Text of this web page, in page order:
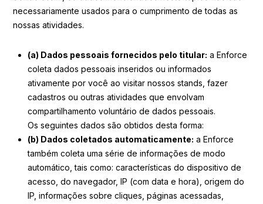
necessariamente usados para o cumprimento de todas as
nossas atividades.
(a) Dados pessoais fornecidos pelo titular: a Enforce
coleta dados pessoais inseridos ou informados
ativamente por você ao visitar nossos stands, fazer
cadastros ou outras atividades que envolvam
compartilhamento voluntário de dados pessoais.
Os seguintes dados são obtidos desta forma:
(b) Dados coletados automaticamente: a Enforce
também coleta uma série de informações de modo
automático, tais como: características do dispositivo de
acesso, do navegador, IP (com data e hora), origem do
IP, informações sobre cliques, páginas acessadas,